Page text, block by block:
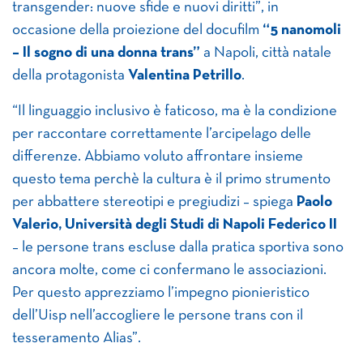
transgender: nuove sfide e nuovi diritti”, in
occasione della proiezione del docufilm “5 nanomoli
– Il sogno di una donna trans” a Napoli, città natale
della protagonista Valentina Petrillo.
“Il linguaggio inclusivo è faticoso, ma è la condizione
per raccontare correttamente l’arcipelago delle
differenze. Abbiamo voluto affrontare insieme
questo tema perchè la cultura è il primo strumento
per abbattere stereotipi e pregiudizi – spiega Paolo
Valerio, Università degli Studi di Napoli Federico II
– le persone trans escluse dalla pratica sportiva sono
ancora molte, come ci confermano le associazioni.
Per questo apprezziamo l’impegno pionieristico
dell’Uisp nell’accogliere le persone trans con il
tesseramento Alias”.